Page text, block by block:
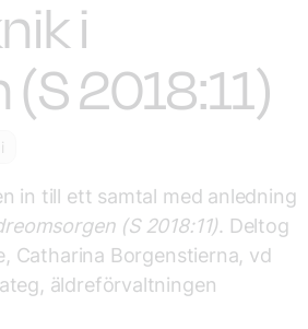
i
2018:11)
in till ett samtal med anledning
sorgen (S 2018:11). Deltog
Catharina Borgenstierna, vd
äldreförvaltningen